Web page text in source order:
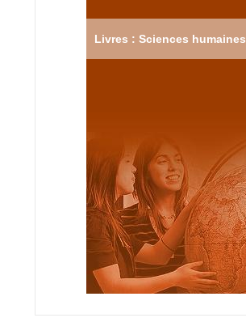
Livres : Sciences humaines